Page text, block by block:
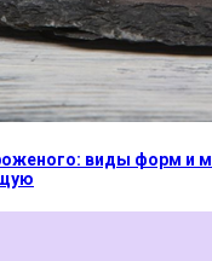
виды форм и